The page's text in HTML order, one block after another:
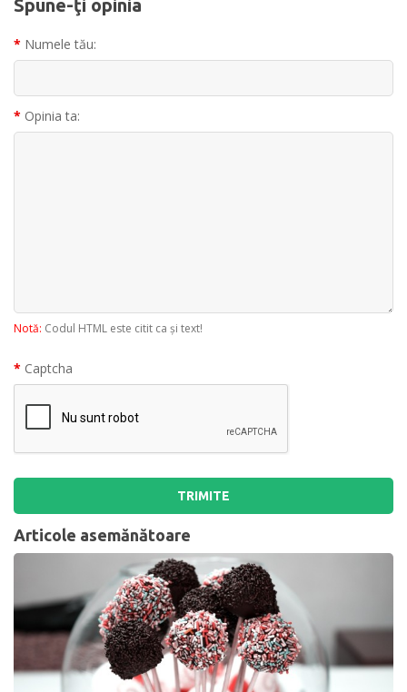
Spune-ţi opinia
Numele tău:
Opinia ta:
Notă: Codul HTML este citit ca şi text!
Captcha
TRIMITE
Articole asemănătoare